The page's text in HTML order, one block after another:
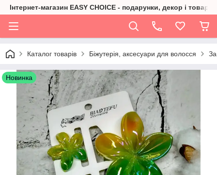
Інтернет-магазин EASY CHOICE - подарунки, декор і товари
Каталог товарів Біжутерія, аксесуари для волосся
Новинка